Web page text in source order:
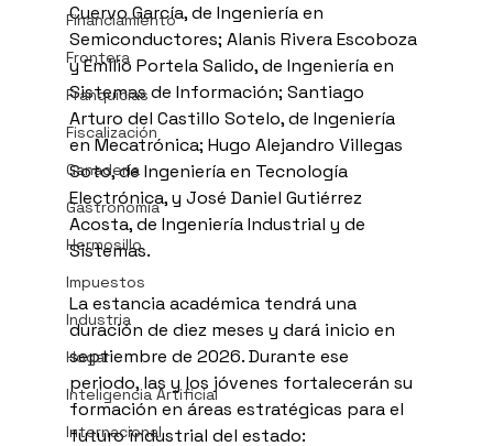
Financiamiento
Frontera
Franquicias
Fiscalización
Ganadería
Gastronomía
Hermosillo
Impuestos
Industria
Hogar
Inteligencia Artificial
Internacional
Cuervo García, de Ingeniería en
Semiconductores; Alanis Rivera Escoboza
y Emilio Portela Salido, de Ingeniería en
Sistemas de Información; Santiago
Arturo del Castillo Sotelo, de Ingeniería
en Mecatrónica; Hugo Alejandro Villegas
Soto, de Ingeniería en Tecnología
Electrónica, y José Daniel Gutiérrez
Acosta, de Ingeniería Industrial y de
Sistemas.
La estancia académica tendrá una
duración de diez meses y dará inicio en
septiembre de 2026. Durante ese
periodo, las y los jóvenes fortalecerán su
formación en áreas estratégicas para el
futuro industrial del estado: